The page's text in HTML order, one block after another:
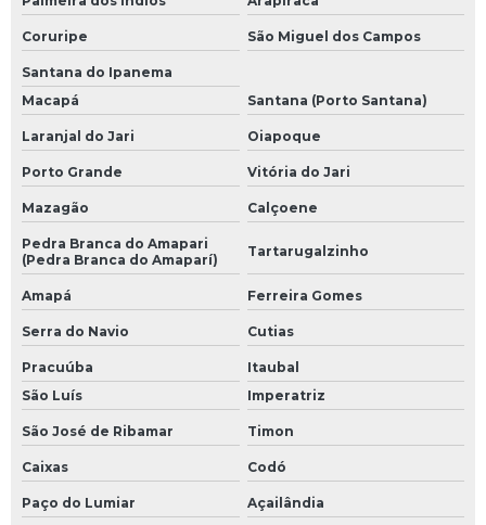
Coruripe São Miguel dos Campos
Santana do Ipanema
Macapá
Santana (Porto Santana)
Laranjal do Jari Oiapoque
Porto Grande Vitória do Jari
Mazagão Calçoene
Pedra Branca do Amapari
(Pedra Branca do Amaparí)
Tartarugalzinho
Amapá Ferreira Gomes
Serra do Navio Cutias
Pracuúba
Itaubal
São Luís
Imperatriz
São José de Ribamar Timon
Caixas Codó
Paço do Lumiar Açailândia